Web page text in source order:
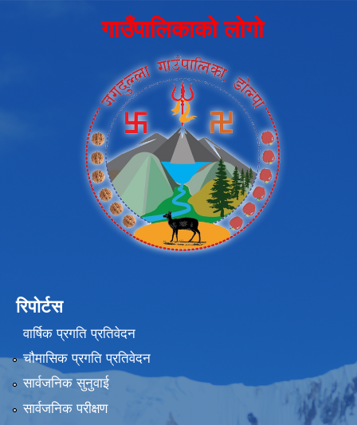
गाउँपालिकाको लोगो
रिपोर्टस
वार्षिक प्रगति प्रतिवेदन
चौमासिक प्रगति प्रतिवेदन
सार्वजनिक सुनुवाई
सार्वजनिक परीक्षण